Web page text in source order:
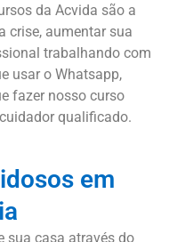
da Acvida são a
crise, aumentar sua
trabalhando com
usar o Whatsapp,
fazer nosso curso
qualificado.
em
sua casa através do